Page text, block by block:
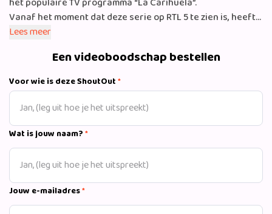
Vanaf het moment dat deze serie op RTL 5 te zien is, heeft
Nederland haar in de armen gesloten door haar openheid,
Deze gedreven onderneemster in de eigenaar van
Discotheek Voom Voom in Torremolinos.
Lees meer
Een videoboodschap bestellen
Voor wie is deze ShoutOut*
Wat is jouw naam?*
Jouw e-mailadres*